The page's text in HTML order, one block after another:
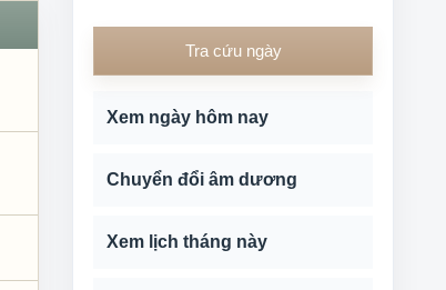
Tra cứu ngày
Xem ngày hôm nay
Chuyển đổi âm dương
Xem lịch tháng này